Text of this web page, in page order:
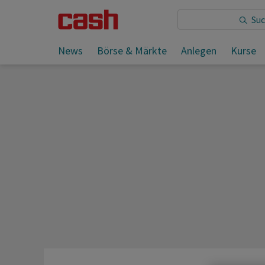
News Börse & Märkte Anlegen Kurse
Sie lesen: